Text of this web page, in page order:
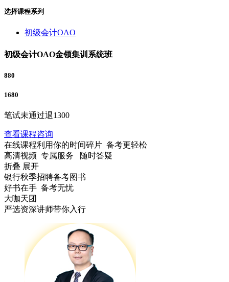
选择课程系列
初级会计OAO
初级会计OAO金领集训系统班
880
1680
笔试未通过退1300
查看课程咨询
在线课程利用你的时间碎片 备考更轻松
高清视频 专属服务 随时答疑
折叠 展开
银行秋季招聘备考图书
好书在手 备考无忧
大咖天团
严选资深讲师带你入行